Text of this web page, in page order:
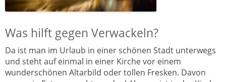
Was hilft gegen Verwackeln?
Da ist man im Urlaub in einer schönen Stadt unterwegs
und steht auf einmal in einer Kirche vor einem
wunderschönen Altarbild oder tollen Fresken. Davon